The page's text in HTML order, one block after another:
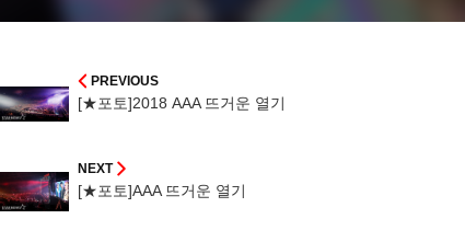
PREVIOUS
[★포토]2018 AAA 뜨거운 열기
NEXT
[★포토]AAA 뜨거운 열기